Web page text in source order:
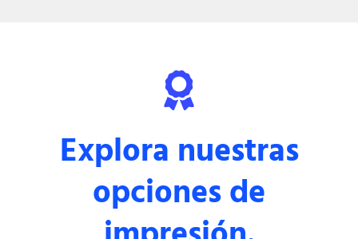
Explora nuestras
opciones de